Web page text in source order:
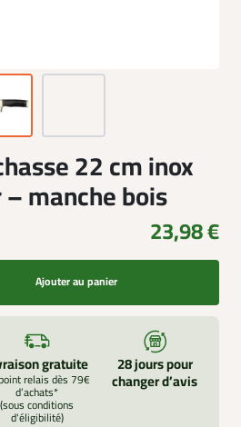
22 cm inox
manche bois
23,98 €
Ajouter au panier
gratuite
relais dès 79€
d’achats*
(sous conditions
d'éligibilité)
28 jours pour
changer d’avis